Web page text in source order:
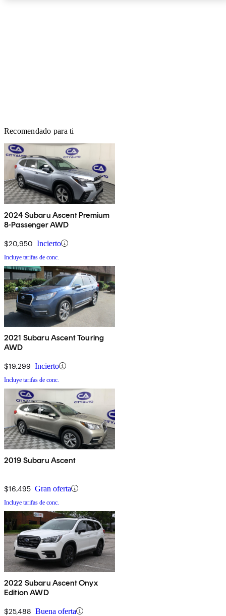
Recomendado para ti
2024 Subaru Ascent Premium
8-Passenger AWD
$20,950 Incierto
Incluye tarifas de conc.
2021 Subaru Ascent Touring
AWD
$19,299 Incierto
Incluye tarifas de conc.
2019 Subaru Ascent
$16,495 Gran oferta
Incluye tarifas de conc.
2022 Subaru Ascent Onyx
Edition AWD
$25,488 Buena oferta